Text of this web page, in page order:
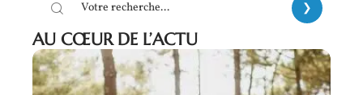
AU CŒUR DE L’ACTU